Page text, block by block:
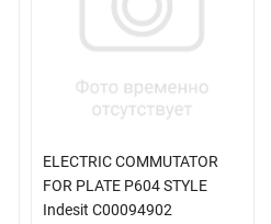
ELECTRIC COMMUTATOR
FOR PLATE P604 STYLE
Indesit C00094902